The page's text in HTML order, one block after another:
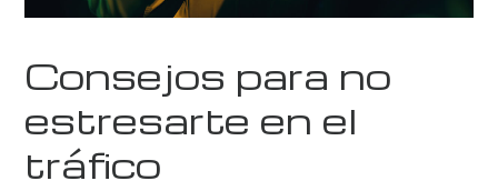
Consejos para no
estresarte en el
tráfico